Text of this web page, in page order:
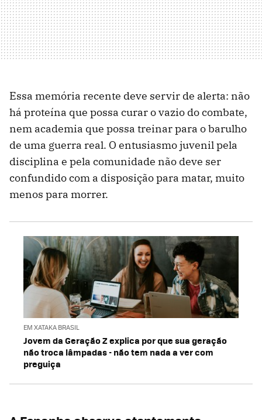
Essa memória recente deve servir de alerta: não
há proteína que possa curar o vazio do combate,
nem academia que possa treinar para o barulho
de uma guerra real. O entusiasmo juvenil pela
disciplina e pela comunidade não deve ser
confundido com a disposição para matar, muito
menos para morrer.
EM XATAKA BRASIL
Jovem da Geração Z explica por que sua geração
não troca lâmpadas - não tem nada a ver com
preguiça